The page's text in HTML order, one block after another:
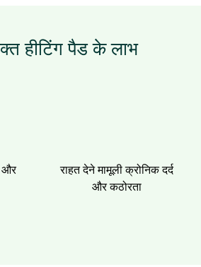
हीटिंग पैड के लाभ
और
राहत देने मामूली क्रोनिक दर्द
और कठोरता